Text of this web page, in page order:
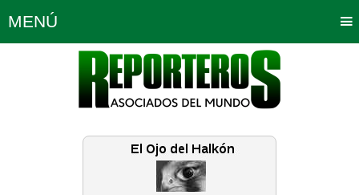
MENÚ
Política Opinión Bogotá
Planeta Tierra Deportes
Educación Neira